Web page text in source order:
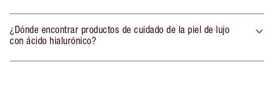
¿Dónde encontrar productos de cuidado de la piel de lujo
con ácido hialurónico?